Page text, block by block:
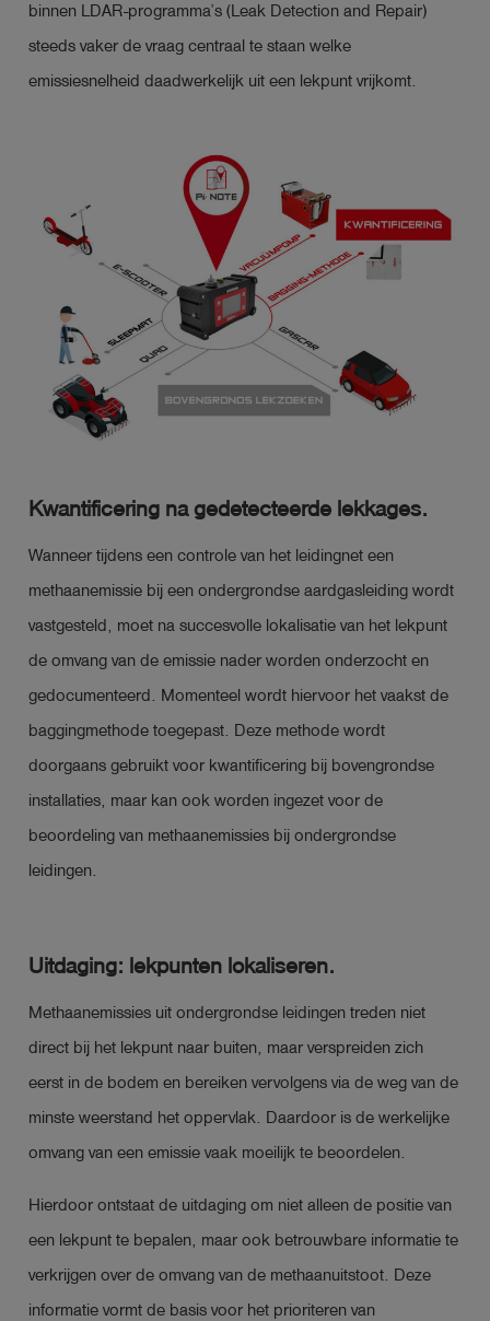
binnen LDAR-programma’s (Leak Detection and Repair)
steeds vaker de vraag centraal te staan welke
emissiesnelheid daadwerkelijk uit een lekpunt vrijkomt.
Kwantificering na gedetecteerde lekkages.
Wanneer tijdens een controle van het leidingnet een
methaanemissie bij een ondergrondse aardgasleiding wordt
vastgesteld, moet na succesvolle lokalisatie van het lekpunt
de omvang van de emissie nader worden onderzocht en
gedocumenteerd. Momenteel wordt hiervoor het vaakst de
baggingmethode toegepast. Deze methode wordt
doorgaans gebruikt voor kwantificering bij bovengrondse
installaties, maar kan ook worden ingezet voor de
beoordeling van methaanemissies bij ondergrondse
leidingen.
Uitdaging: lekpunten lokaliseren.
Methaanemissies uit ondergrondse leidingen treden niet
direct bij het lekpunt naar buiten, maar verspreiden zich
eerst in de bodem en bereiken vervolgens via de weg van de
minste weerstand het oppervlak. Daardoor is de werkelijke
omvang van een emissie vaak moeilijk te beoordelen.
Hierdoor ontstaat de uitdaging om niet alleen de positie van
een lekpunt te bepalen, maar ook betrouwbare informatie te
verkrijgen over de omvang van de methaanuitstoot. Deze
informatie vormt de basis voor het prioriteren van